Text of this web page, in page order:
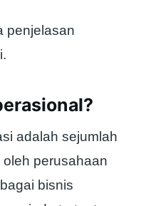
penjelasan
adalah sejumlah
perusahaan
bisnis